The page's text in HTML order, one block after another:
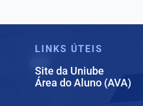
LINKS ÚTEIS
Site da Uniube
Área do Aluno (AVA)